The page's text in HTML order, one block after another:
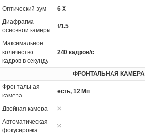
Оптический зум
6 Х
Диафрагма
основной камеры
f/1.5
Максимальное
количество
кадров в секунду
240 кадров/с
ФРОНТАЛЬНАЯ КАМЕРА
Фронтальная
камера
есть, 12 Мп
Двойная камера
Автоматическая
фокусировка